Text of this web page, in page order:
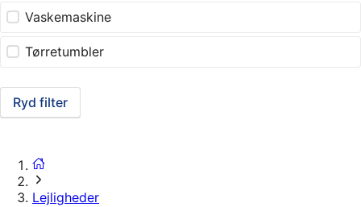
Vaskemaskine
Tørretumbler
Ryd filter
Lejligheder